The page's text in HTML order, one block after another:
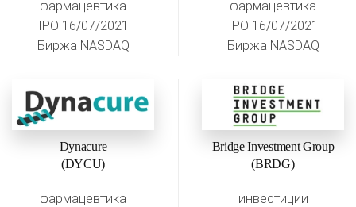
фармацевтика
IPO 16/07/2021
Биржа NASDAQ
фармацевтика
IPO 16/07/2021
Биржа NASDAQ
Dynacure
(DYCU)
фармацевтика
Bridge Investment Group
(BRDG)
инвестиции